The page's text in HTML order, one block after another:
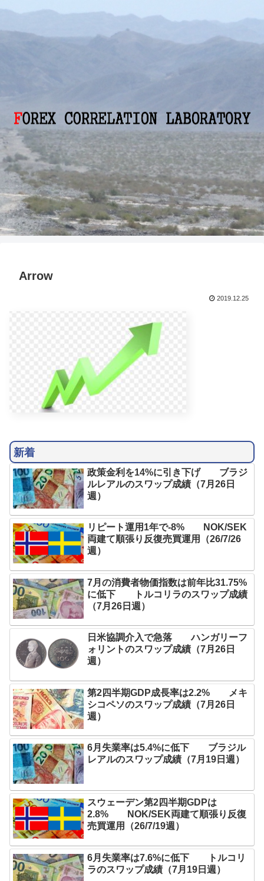
Arrow
2019.12.25
新着
政策金利を14%に引き下げ ブラジ
ルレアルのスワップ成績（7月26日
週）
リピート運用1年で-8% NOK/SEK
両建て順張り反復売買運用（26/7/26
週）
7月の消費者物価指数は前年比31.75%
に低下 トルコリラのスワップ成績
（7月26日週）
日米協調介入で急落 ハンガリーフ
ォリントのスワップ成績（7月26日
週）
第2四半期GDP成長率は2.2% メキ
シコペソのスワップ成績（7月26日
週）
6月失業率は5.4%に低下 ブラジル
レアルのスワップ成績（7月19日週）
スウェーデン第2四半期GDPは
2.8% NOK/SEK両建て順張り反復
売買運用（26/7/19週）
6月失業率は7.6%に低下 トルコリ
ラのスワップ成績（7月19日週）